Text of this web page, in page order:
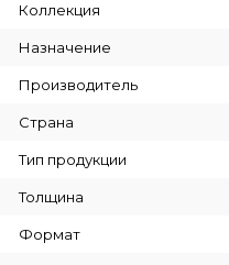
Коллекция
Назначение
Производитель
Страна
Тип продукции
Толщина
Формат